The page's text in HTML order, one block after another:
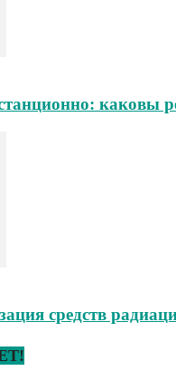
каковы
средств